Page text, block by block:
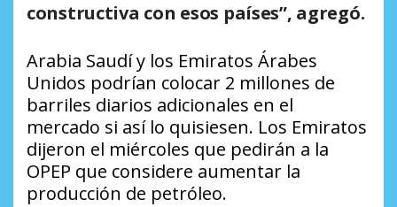
constructiva con esos países”, agregó.
Arabia Saudí y los Emiratos Árabes
Unidos podrían colocar 2 millones de
barriles diarios adicionales en el
mercado si así lo quisiesen. Los Emiratos
dijeron el miércoles que pedirán a la
OPEP que considere aumentar la
producción de petróleo.